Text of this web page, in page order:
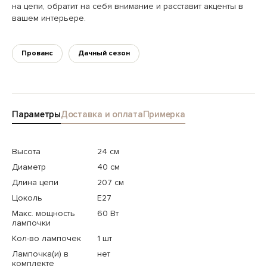
на цепи, обратит на себя внимание и расставит акценты в
вашем интерьере.
Прованс Дачный сезон
ПараметрыДоставка и оплатаПримерка
Высота
24 см
Диаметр
40 см
Длина цепи
207 см
Цоколь
E27
Макс. мощность
лампочки
60 Вт
Кол-во лампочек
1 шт
Лампочка(и) в
комплекте
нет